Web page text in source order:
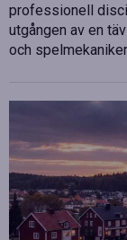
professionell
utgången av en
och